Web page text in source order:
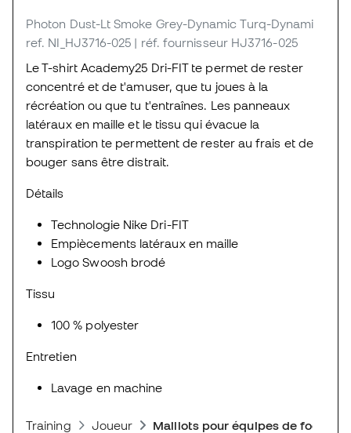
Photon Dust-Lt Smoke Grey-Dynamic Turq-Dynami
ref. NI_HJ3716-025 | réf. fournisseur HJ3716-025
Le T-shirt Academy25 Dri-FIT te permet de rester
concentré et de t'amuser, que tu joues à la
récréation ou que tu t'entraînes. Les panneaux
latéraux en maille et le tissu qui évacue la
transpiration te permettent de rester au frais et de
bouger sans être distrait.
Détails
Technologie Nike Dri-FIT
Empiècements latéraux en maille
Logo Swoosh brodé
Tissu
100 % polyester
Entretien
Lavage en machine
Training Joueur Maillots pour équipes de foot